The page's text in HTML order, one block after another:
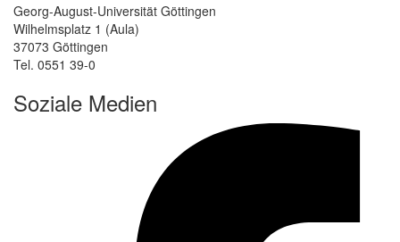
Georg-August-Universität Göttingen
Wilhelmsplatz 1 (Aula)
37073 Göttingen
Tel. 0551 39-0
Soziale Medien